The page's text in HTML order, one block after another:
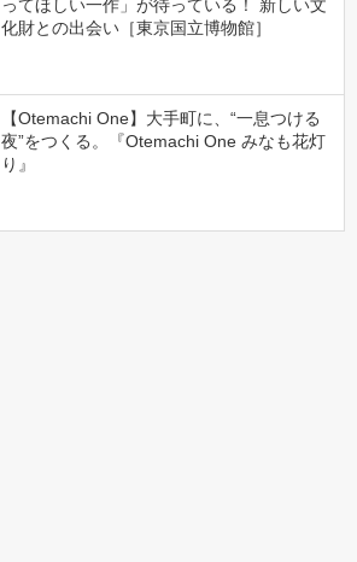
ってほしい一作」が待っている！ 新しい文
化財との出会い［東京国立博物館］
【Otemachi One】大手町に、“一息つける
夜”をつくる。『Otemachi One みなも花灯
り』